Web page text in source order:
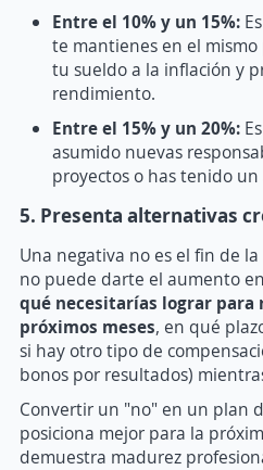
Entre el 10% y un 15%:
te mantienes en el
tu sueldo a la inflación y
rendimiento.
Entre el 15% y un 20%:
asumido nuevas
proyectos o has tenido un
5. Presenta alternativas
Una negativa no es el fin de
no puede darte el aumento
qué necesitarías lograr para
próximos meses, en qué
si hay otro tipo de
bonos por resultados)
Convertir un "no" en un plan
posiciona mejor para la
demuestra madurez